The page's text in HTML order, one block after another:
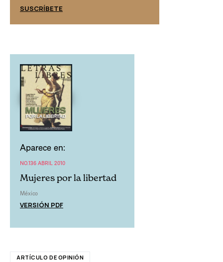
SUSCRÍBETE
Aparece en:
NO.136 ABRIL 2010
Mujeres por la libertad
México
VERSIÓN PDF
ARTÍCULO DE OPINIÓN